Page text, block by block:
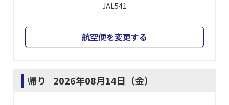
JAL541
航空便を変更する
帰り 2026年08月14日（金）